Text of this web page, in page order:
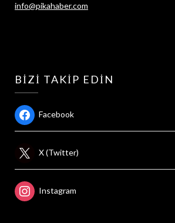
info@pikahaber.com
BIZI TAKIP EDIN
Facebook
X (Twitter)
Instagram